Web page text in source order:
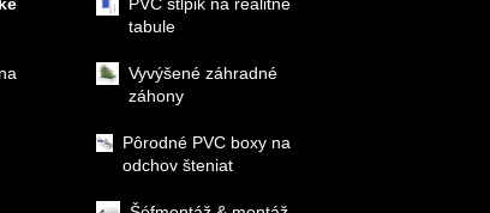
tabule
Vyvýšené záhradné
záhony
Pôrodné PVC boxy na
odchov šteniat